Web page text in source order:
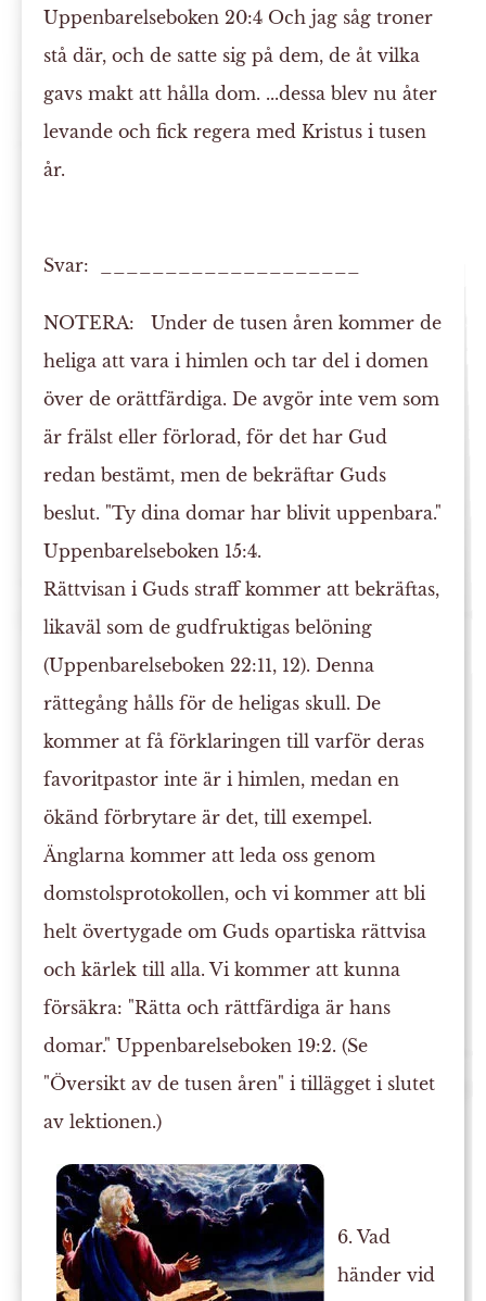
Uppenbarelseboken 20:4 Och jag såg troner
stå där, och de satte sig på dem, de åt vilka
gavs makt atthålla dom. ...dessa blev nu åter
levande och fick regera med Kristus i tusen
år.
Svar: ____________________
NOTERA: Under de tusen åren kommer de
heliga att vara i himlen och tar del i domen
över de orättfärdiga. De avgör inte vem som
är frälst eller förlorad, för det har Gud
redan bestämt, men de bekräftar Guds
beslut. "Ty dina domar har blivit uppenbara."
Uppenbarelseboken 15:4.
Rättvisan i Guds straff kommer att bekräftas,
likaväl som de gudfruktigas belöning
(Uppenbarelseboken 22:11, 12). Denna
rättegång hålls för de heligas skull. De
kommer at få förklaringen till varför deras
favoritpastor inte är i himlen, medan en
ökänd förbrytare är det, till exempel.
Änglarna kommer att leda oss genom
domstolsprotokollen, och vi kommer att bli
helt övertygade om Guds opartiska rättvisa
och kärlek till alla. Vi kommer att kunna
försäkra: "Rätta och rättfärdiga är hans
domar." Uppenbarelseboken 19:2. (Se
"Översikt av de tusen åren" i tillägget i slutet
av lektionen.)
6. Vad
händer vid